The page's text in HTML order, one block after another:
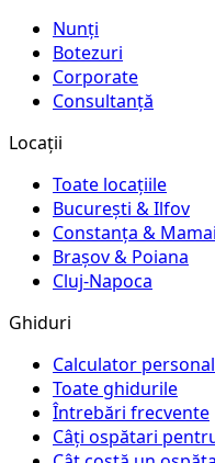
Nunți
Botezuri
Corporate
Consultanță
Locații
Toate locațiile
București & Ilfov
Constanța &
Brașov & Poiana
Cluj-Napoca
Ghiduri
Calculator
Toate ghidurile
Întrebări frecvente
Câți ospătari